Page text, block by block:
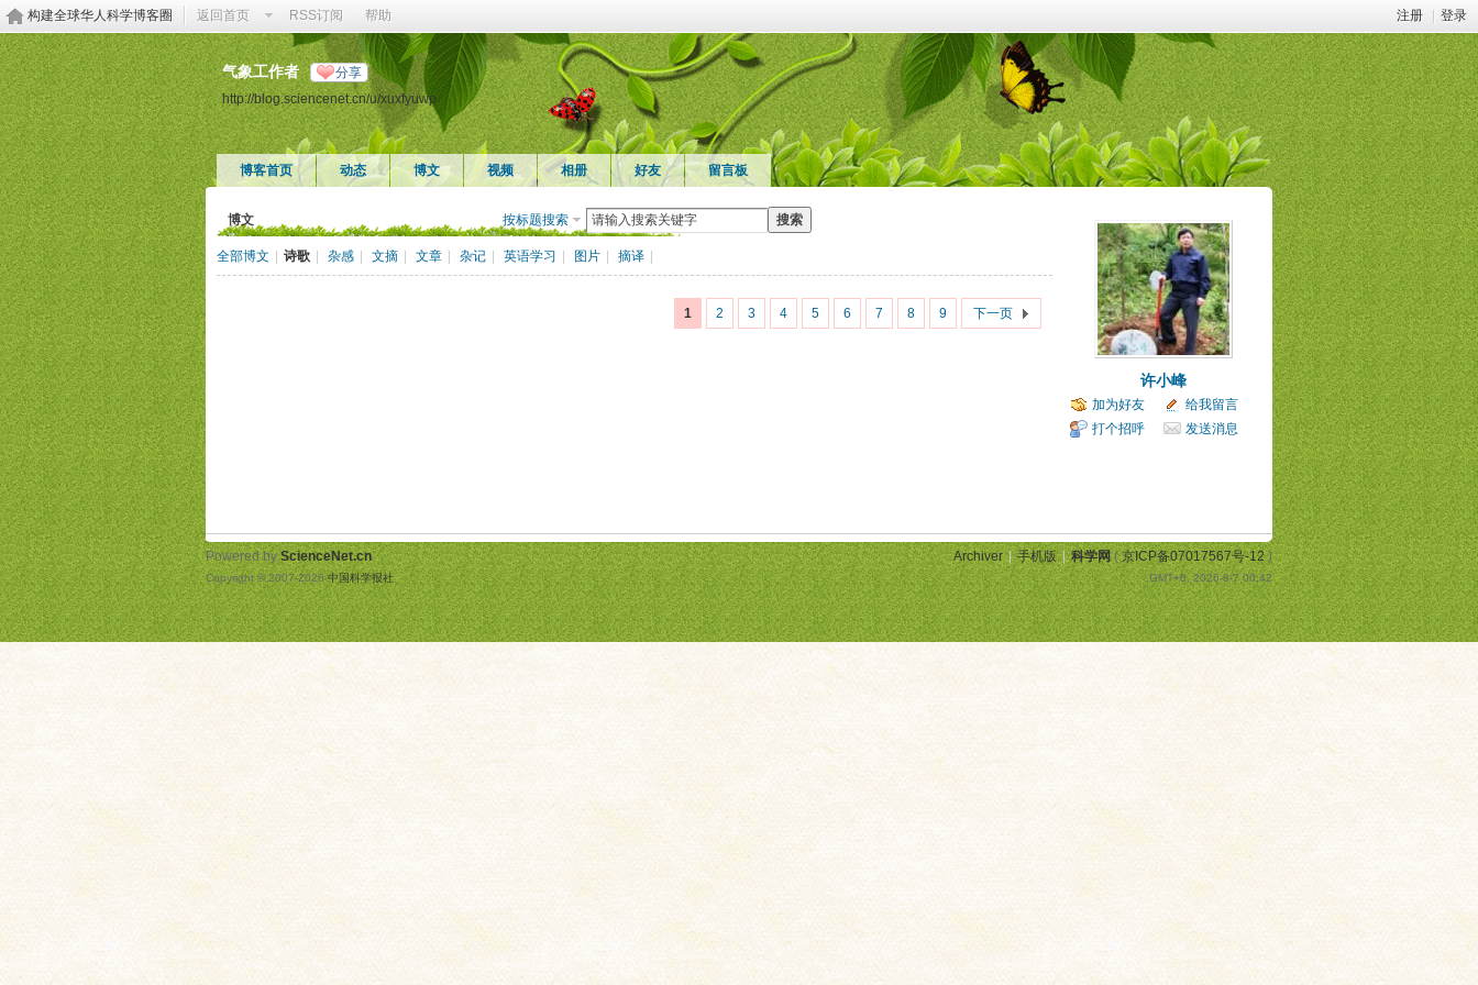
注册 登录
构建全球华人科学博客圈 返回首页 RSS订阅 帮助
气象工作者 分享
http://blog.sciencenet.cn/u/xuxfyuwp
博客首页 动态 博文 视频 相册 好友 留言板
博文 按标题搜索 搜索
全部博文 诗歌 杂感 文摘 文章 杂记 英语学习 图片 摘译
1 2 3 4 5 6 7 8 9 下一页
许小峰
加为好友
给我留言
打个招呼
发送消息
Archiver | 手机版 | 科学网(京ICP备07017567号-12)
GMT+8, 2026-8-7 00:42
Powered byScienceNet.cn
Copyright © 2007-2026中国科学报社